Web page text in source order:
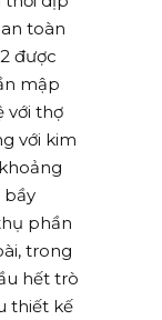
toàn
được
mập
với thợ
với kim
bầy
phần
trong
hết trò
thiết kế